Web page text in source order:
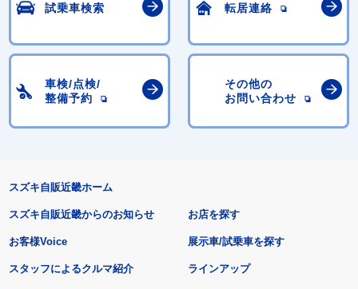
試乗車検索 転居連絡
車検/点検/
整備予約
その他の
お問い合わせ
スズキ自販近畿ホーム
スズキ自販近畿からのお知らせ
お客様Voice
スタッフによるクルマ紹介
お店を探す
展示車/試乗車を探す
ラインアップ